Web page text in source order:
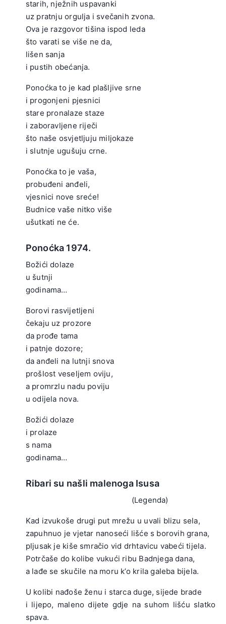
starih, nježnih uspavanki
uz pratnju orgulja i svečanih zvona.
Ova je razgovor tišina ispod leda
što varati se više ne da,
lišen sanja
i pustih obećanja.
Ponoćka to je kad plašljive srne
i progonjeni pjesnici
stare pronalaze staze
i zaboravljene riječi
što naše osvjetljuju miljokaze
i slutnje ugušuju crne.
Ponoćka to je vaša,
probuđeni anđeli,
vjesnici nove sreće!
Budnice vaše nitko više
ušutkati ne će.
Ponoćka 1974.
Božići dolaze
u šutnji
godinama…
Borovi rasvijetljeni
čekaju uz prozore
da prođe tama
i patnje dozore;
da anđeli na lutnji snova
prošlost veseljem oviju,
a promrzlu nadu poviju
u odijela nova.
Božići dolaze
i prolaze
s nama
godinama…
Ribari su našli malenoga Isusa
(Legenda)
Kad izvukoše drugi put mrežu u uvali blizu sela,
zapuhnuo je vjetar nanoseći lišće s borovih grana,
pljusak je kiše smračio vid drhtavicu vabeći tijela.
Potrčaše do kolibe vukući ribu Badnjega dana,
a lađe se skučile na moru k’o krila galeba bijela.
U kolibi nađoše ženu i starca duge, sijede brade
i lijepo, maleno dijete gdje na suhom lišću slatko
spava.